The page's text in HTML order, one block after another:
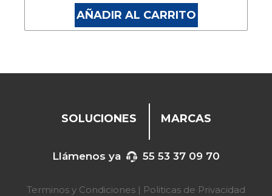
AÑADIR AL CARRITO
SOLUCIONES MARCAS
Llámenos ya 55 53 37 09 70
Terminos y Condiciones | Politicas de Privacidad